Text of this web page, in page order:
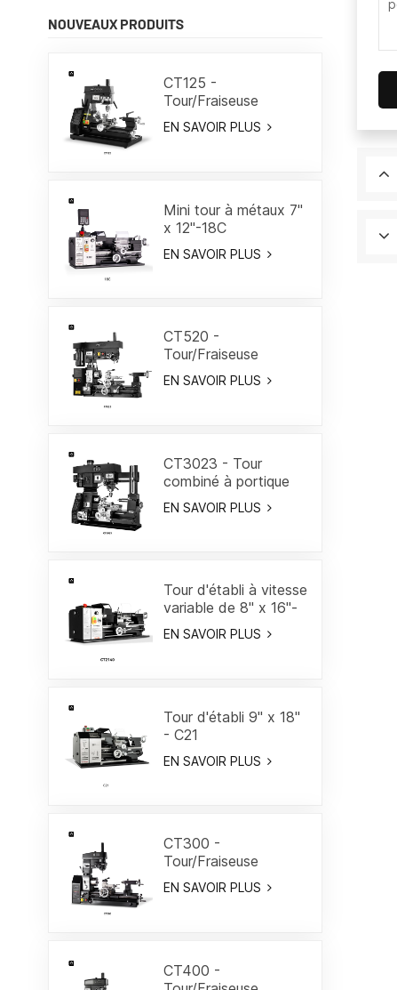
NOUVEAUX PRODUITS
CT125 -
Tour/Fraiseuse
combiné 7"
EN SAVOIR PLUS
Mini tour à métaux 7"
x 12"-18C
EN SAVOIR PLUS
CT520 -
Tour/Fraiseuse
combiné 19-3/5"
EN SAVOIR PLUS
CT3023 - Tour
combiné à portique
18"
EN SAVOIR PLUS
Tour d'établi à vitesse
variable de 8" x 16"-
CT2140
EN SAVOIR PLUS
Tour d'établi 9" x 18"
- C21
EN SAVOIR PLUS
CT300 -
Tour/Fraiseuse
combiné 19-3/5"
EN SAVOIR PLUS
CT400 -